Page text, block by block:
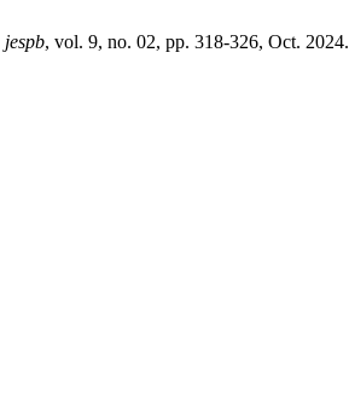
jespb, vol. 9, no. 02, pp. 318-326, Oct. 2024.